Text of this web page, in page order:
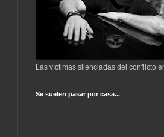
Las víctimas silenciadas del conflicto
Se suelen pasar por casa...